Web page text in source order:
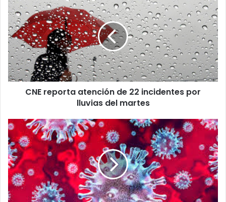
reporta
atención
de
22
incidentes
por
lluvias
del
martesCNE reporta atención de 22 incidentes por
lluvias del martes
Este
miércoles
se
suman
1.135
casos
nuevos
de